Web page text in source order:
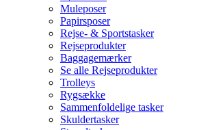
Muleposer
Papirsposer
Rejse- & Sportstasker
Rejseprodukter
Baggagemærker
Se alle Rejseprodukter
Trolleys
Rygsække
Sammenfoldelige tasker
Skuldertasker